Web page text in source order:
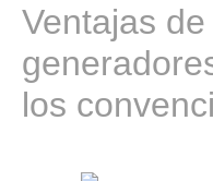
Ventajas
los